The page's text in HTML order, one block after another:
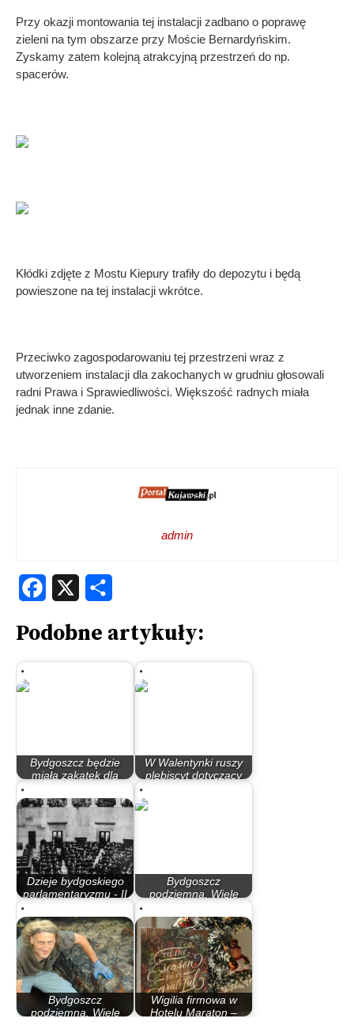
Przy okazji montowania tej instalacji zadbano o poprawę
zieleni na tym obszarze przy Moście Bernardyńskim.
Zyskamy zatem kolejną atrakcyjną przestrzeń do np.
spacerów.
Kłódki zdjęte z Mostu Kiepury trafiły do depozytu i będą
powieszone na tej instalacji wkrótce.
Przeciwko zagospodarowaniu tej przestrzeni wraz z
utworzeniem instalacji dla zakochanych w grudniu głosowali
radni Prawa i Sprawiedliwości. Większość radnych miała
jednak inne zdanie.
admin
Facebook
Podobne artykuły:
Bydgoszcz będzie
miała zakątek dla
W Walentynki ruszy
plebiscyt dotyczący
Dzieje bydgoskiego
parlamentaryzmu - II
Bydgoszcz
podziemna. Wiele
reliktów przeszłości…
Bydgoszcz
podziemna. Wiele
Wigilia firmowa w
Hotelu Maraton –